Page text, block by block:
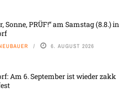
Sonne, PRÜF!“ am Samstag (8.8.) in
6. AUGUST 2026
Am 6. September ist wieder zakk